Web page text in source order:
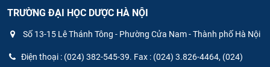
TRƯỜNG ĐẠI HỌC DƯỢC HÀ NỘI
Số 13-15 Lê Thánh Tông - Phường Cửa Nam - Thành phố Hà Nội
Điện thoại : (024) 382-545-39. Fax : (024) 3.826-4464, (024)